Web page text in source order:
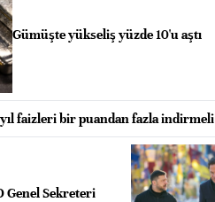
Gümüşte yükseliş yüzde 10'u aştı
faizleri bir puandan fazla indirmeli
Genel Sekreteri